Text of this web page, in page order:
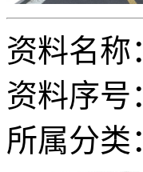
资料名称
资料序号
所属分类